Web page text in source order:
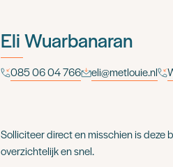
Eli Wuarbanaran
085 06 04 766 eli@metlouie.nl
Solliciteer direct en misschien is deze
overzichtelijk en snel.